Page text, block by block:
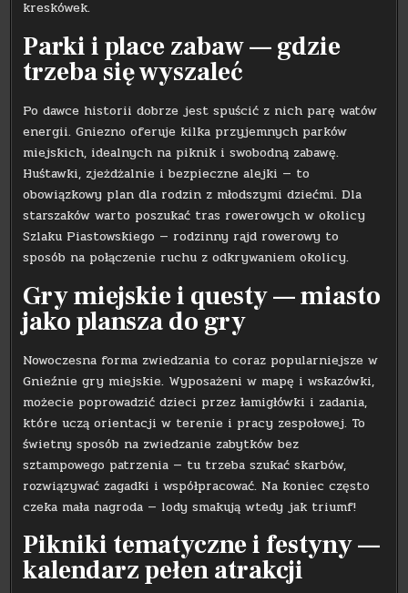
kreskówek.
Parki i place zabaw — gdzie
trzeba się wyszaleć
Po dawce historii dobrze jest spuścić z nich parę watów
energii. Gniezno oferuje kilka przyjemnych parków
miejskich, idealnych na piknik i swobodną zabawę.
Huśtawki, zjeżdżalnie i bezpieczne alejki — to
obowiązkowy plan dla rodzin z młodszymi dziećmi. Dla
starszaków warto poszukać tras rowerowych w okolicy
Szlaku Piastowskiego — rodzinny rajd rowerowy to
sposób na połączenie ruchu z odkrywaniem okolicy.
Gry miejskie i questy — miasto
jako plansza do gry
Nowoczesna forma zwiedzania to coraz popularniejsze w
Gnieźnie gry miejskie. Wyposażeni w mapę i wskazówki,
możecie poprowadzić dzieci przez łamigłówki i zadania,
które uczą orientacji w terenie i pracy zespołowej. To
świetny sposób na zwiedzanie zabytków bez
sztampowego patrzenia — tu trzeba szukać skarbów,
rozwiązywać zagadki i współpracować. Na koniec często
czeka mała nagroda — lody smakują wtedy jak triumf!
Pikniki tematyczne i festyny —
kalendarz pełen atrakcji